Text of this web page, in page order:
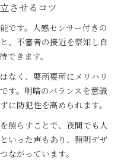
させるコツ
です。人感センサー付きの
、不審者の接近を察知し自
できます。
なく、要所要所にメリハリ
す。明暗のバランスを意識
に防犯性を高められます。
照らすことで、夜間でも人
いった声もあり、照明デザ
ながっています。